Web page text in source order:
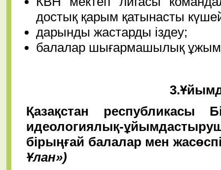
достық қарым қатынасты
дарынды жастарды іздеу;
балалар шығармашылық
Қазақстан республикасы
идеологиялық-
бірыңғай балалар мен
Ұлан»)